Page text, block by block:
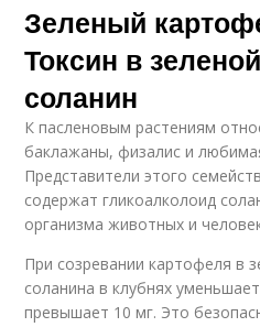
Зеленый
Токсин в
соланин
К пасленовым растениям
баклажаны, физалис и
Представители этого
содержат гликоалколоид
организма животных и
При созревании картофеля в
соланина в клубнях
превышает 10 мг. Это